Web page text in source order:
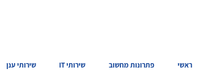
ראשי פתרונות מחשוב שירותי IT שירותי ענן